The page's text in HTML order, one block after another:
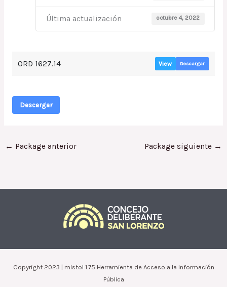
Última actualización octubre 4, 2022
ORD 1627.14 View Descargar
Descargar
← Package anterior Package siguiente →
Copyright 2023 | mistol 1.75 Herramienta de Acceso a la Información
Pública